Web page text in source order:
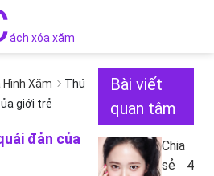
ách xóa xăm
Xăm
Thú
giới trẻ
đản của
Bài viết
quan tâm
Chia
sẻ 4